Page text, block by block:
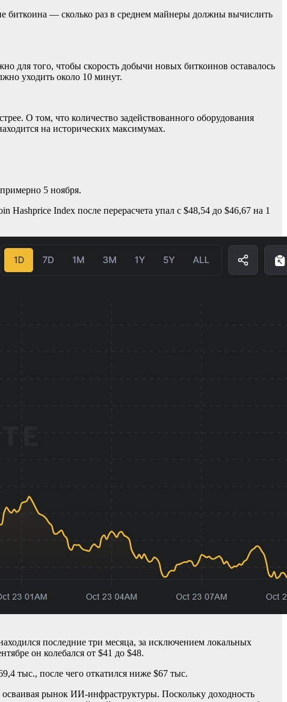
биткоина — сколько раз в среднем майнеры должны вычислить
для того, чтобы скорость добычи новых биткоинов оставалось
уходить около 10 минут.
О том, что количество задействованного оборудования
на исторических максимумах.
5 ноября.
Index после перерасчета упал с $48,54 до $46,67 на 1
последние три месяца, за исключением локальных
он колебался от $41 до $48.
тыс., после чего откатился ниже $67 тыс.
рынок ИИ-инфраструктуры. Поскольку доходность